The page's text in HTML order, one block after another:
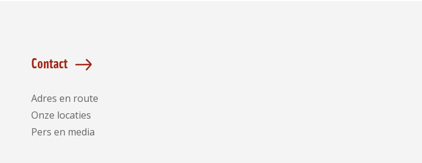
Contact
Adres en route
Onze locaties
Pers en media